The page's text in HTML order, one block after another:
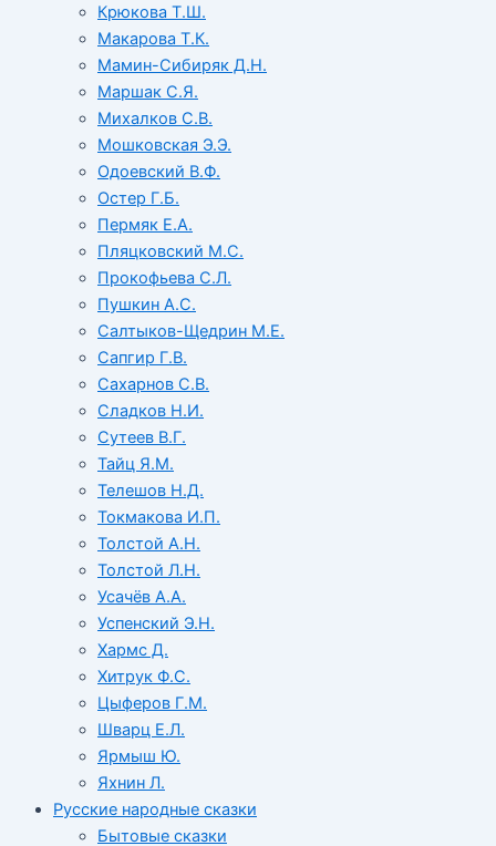
Крюкова Т.Ш.
Макарова Т.К.
Мамин-Сибиряк Д.Н.
Маршак С.Я.
Михалков С.В.
Мошковская Э.Э.
Одоевский В.Ф.
Остер Г.Б.
Пермяк Е.А.
Пляцковский М.С.
Прокофьева С.Л.
Пушкин А.С.
Салтыков-Щедрин М.Е.
Сапгир Г.В.
Сахарнов С.В.
Сладков Н.И.
Сутеев В.Г.
Тайц Я.М.
Телешов Н.Д.
Токмакова И.П.
Толстой А.Н.
Толстой Л.Н.
Усачёв А.А.
Успенский Э.Н.
Хармс Д.
Хитрук Ф.С.
Цыферов Г.М.
Шварц Е.Л.
Ярмыш Ю.
Яхнин Л.
Русские народные сказки
Бытовые сказки